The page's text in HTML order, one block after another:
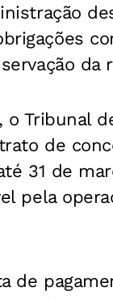
da
Tribunal
de
31 de
pela
de